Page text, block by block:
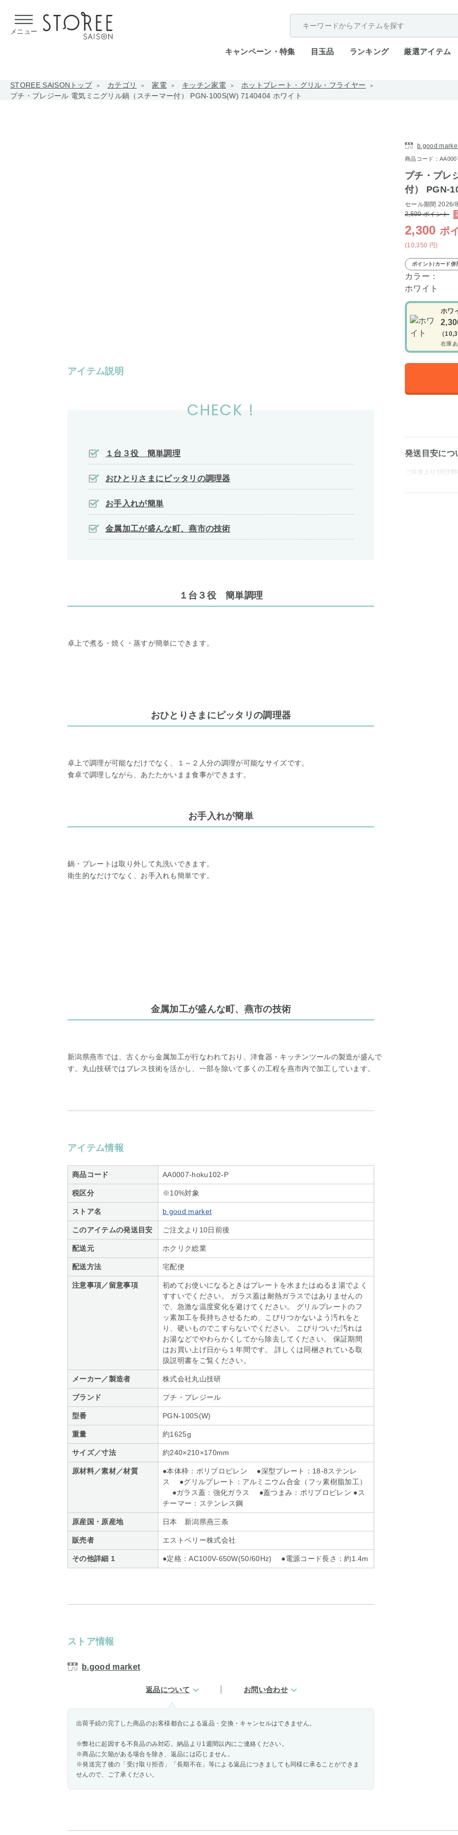
メニュー
キャンペーン・特集 目玉品 ランキング 厳選アイテム
STOREE SAISONトップ カテゴリ 家電 キッチン家電
ホットプレート・グリル・フライヤー
プチ・プレジール 電気ミニグリル鍋（スチーマー付） PGN-100S(W) 7140404 ホワイト
アイテム説明
CHECK !
１台３役 簡単調理
おひとりさまにピッタリの調理器
お手入れが簡単
金属加工が盛んな町、燕市の技術
１台３役 簡単調理
卓上で煮る・焼く・蒸すが簡単にできます。
おひとりさまにピッタリの調理器
卓上で調理が可能なだけでなく、１～２人分の調理が可能なサイズです。
食卓で調理しながら、あたたかいまま食事ができます。
お手入れが簡単
鍋・プレートは取り外して丸洗いできます。
衛生的なだけでなく、お手入れも簡単です。
金属加工が盛んな町、燕市の技術
新潟県燕市では、古くから金属加工が行なわれており、洋食器・キッチンツールの製造が盛んで
す。丸山技研ではプレス技術を活かし、一部を除いて多くの工程を燕市内で加工しています。
アイテム情報
商品コード AA0007-hoku102-P
税区分 ※10%対象
ストア名 b.good market
このアイテムの発送目安 ご注文より10日前後
配送元 ホクリク総業
配送方法 宅配便
注意事項／留意事項
初めてお使いになるときはプレートを水またはぬるま湯でよく
すすいでください。 ガラス蓋は耐熱ガラスではありませんの
で、急激な温度変化を避けてください。 グリルプレートのフ
ッ素加工を長持ちさせるため、こびりつかないよう汚れをと
り、硬いものでこすらないでください。 こびりついた汚れは
お湯などでやわらかくしてから除去してください。 保証期間
はお買い上げ日から１年間です。 詳しくは同梱されている取
扱説明書をご覧ください。
メーカー／製造者 株式会社丸山技研
ブランド プチ・プレジール
型番 PGN-100S(W)
重量 約1625g
サイズ／寸法 約240×210×170mm
原材料／素材／材質
●本体枠：ポリプロピレン ●深型プレート：18-8ステンレ
ス ●グリルプレート：アルミニウム合金（フッ素樹脂加工）
●ガラス蓋：強化ガラス ●蓋つまみ：ポリプロピレン ●ス
チーマー：ステンレス鋼
原産国・原産地 日本 新潟県燕三条
販売者 エストベリー株式会社
その他詳細 1 ●定格：AC100V-650W(50/60Hz) ●電源コード長さ：約1.4m
ストア情報
b.good market
返品について お問い合わせ
出荷手続の完了した商品のお客様都合による返品・交換・キャンセルはできません。
※弊社に起因する不良品のみ対応。納品より1週間以内にご連絡ください。
※商品に欠陥がある場合を除き、返品には応じません。
※発送完了後の「受け取り拒否」「長期不在」等による返品につきましても同様に承ることができま
せんので、ご了承ください。
b.good
商品コード：
プチ・プレ
付） PGN-
セール期間 2026/
2,500ポイント
2,300 ポ
(10,350 円)
ポイント/カード併
カラー：
ホワイト
ホワ
（
在庫
発送目安につ
ご注文より10日前